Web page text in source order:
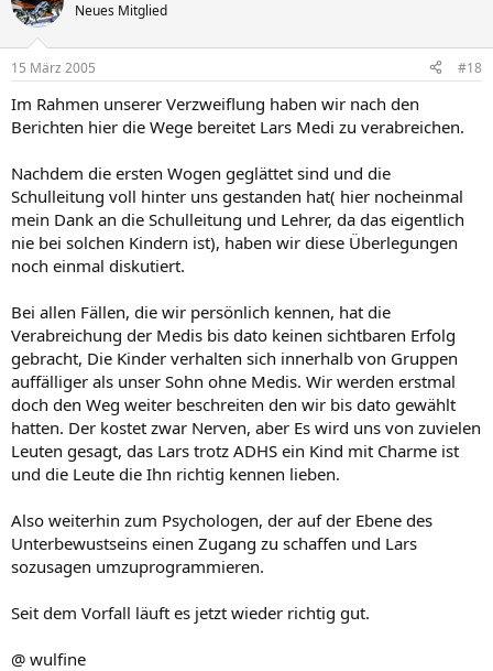
Neues Mitglied
15 März 2005 #18
Im Rahmen unserer Verzweiflung haben wir nach den
Berichten hier die Wege bereitet Lars Medi zu verabreichen.
Nachdem die ersten Wogen geglättet sind und die
Schulleitung voll hinter uns gestanden hat( hier nocheinmal
mein Dank an die Schulleitung und Lehrer, da das eigentlich
nie bei solchen Kindern ist), haben wir diese Überlegungen
noch einmal diskutiert.
Bei allen Fällen, die wir persönlich kennen, hat die
Verabreichung der Medis bis dato keinen sichtbaren Erfolg
gebracht, Die Kinder verhalten sich innerhalb von Gruppen
auffälliger als unser Sohn ohne Medis. Wir werden erstmal
doch den Weg weiter beschreiten den wir bis dato gewählt
hatten. Der kostet zwar Nerven, aber Es wird uns von zuvielen
Leuten gesagt, das Lars trotz ADHS ein Kind mit Charme ist
und die Leute die Ihn richtig kennen lieben.
Also weiterhin zum Psychologen, der auf der Ebene des
Unterbewustseins einen Zugang zu schaffen und Lars
sozusagen umzuprogrammieren.
Seit dem Vorfall läuft es jetzt wieder richtig gut.
@ wulfine